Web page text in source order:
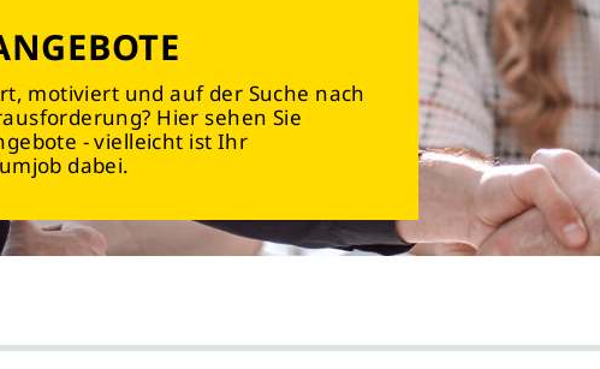
motiviert und auf der Suche nach
Hier sehen Sie
- vielleicht ist Ihr
dabei.